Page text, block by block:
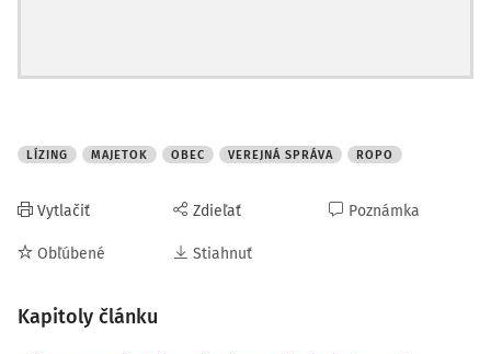
LÍZING MAJETOK OBEC VEREJNÁ SPRÁVA ROPO
Vytlačiť
Obľúbené
Zdieľať
Stiahnuť
Poznámka
Kapitoly článku